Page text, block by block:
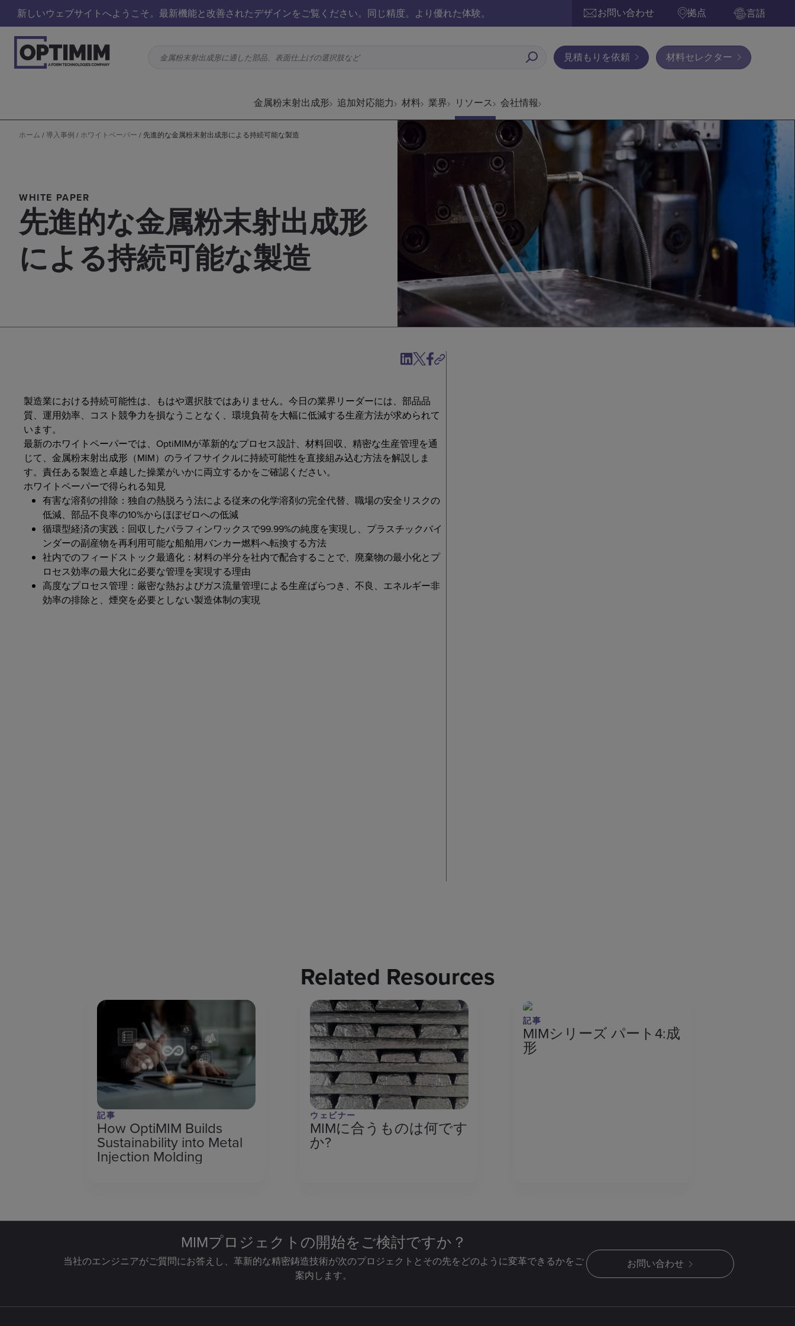
新しいウェブサイトへようこそ。最新機能と改善されたデザインをご覧ください。同じ精度。より優れた体験。 お問い合わせ 拠点 言語
金属粉末射出成形に適した部品、表面仕上げの選択肢など 見積もりを依頼 材料セレクター
金属粉末射出成形 追加対応能力 材料 業界 リソース 会社情報
ホーム / 導入事例 / ホワイトペーパー / 先進的な金属粉末射出成形による持続可能な製造
WHITE PAPER
先進的な金属粉末射出成形
による持続可能な製造
製造業における持続可能性は、もはや選択肢ではありません。今日の業界リーダーには、部品品
質、運用効率、コスト競争力を損なうことなく、環境負荷を大幅に低減する生産方法が求められて
います。
最新のホワイトペーパーでは、OptiMIMが革新的なプロセス設計、材料回収、精密な生産管理を通
じて、金属粉末射出成形（MIM）のライフサイクルに持続可能性を直接組み込む方法を解説しま
す。責任ある製造と卓越した操業がいかに両立するかをご確認ください。
ホワイトペーパーで得られる知見
有害な溶剤の排除：独自の熱脱ろう法による従来の化学溶剤の完全代替、職場の安全リスクの
低減、部品不良率の10%からほぼゼロへの低減
循環型経済の実践：回収したパラフィンワックスで99.99%の純度を実現し、プラスチックバイ
ンダーの副産物を再利用可能な船舶用バンカー燃料へ転換する方法
社内でのフィードストック最適化：材料の半分を社内で配合することで、廃棄物の最小化とプ
ロセス効率の最大化に必要な管理を実現する理由
高度なプロセス管理：厳密な熱およびガス流量管理による生産ばらつき、不良、エネルギー非
効率の排除と、煙突を必要としない製造体制の実現
Related Resources
記事
How OptiMIM Builds
Sustainability into Metal
Injection Molding
ウェビナー
MIMに合うものは何です
か?
記事
MIMシリーズ パート4:成
形
MIMプロジェクトの開始をご検討ですか？
当社のエンジニアがご質問にお答えし、革新的な精密鋳造技術が次のプロジェクトとその先をどのように変革できるかをご
案内します。
お問い合わせ